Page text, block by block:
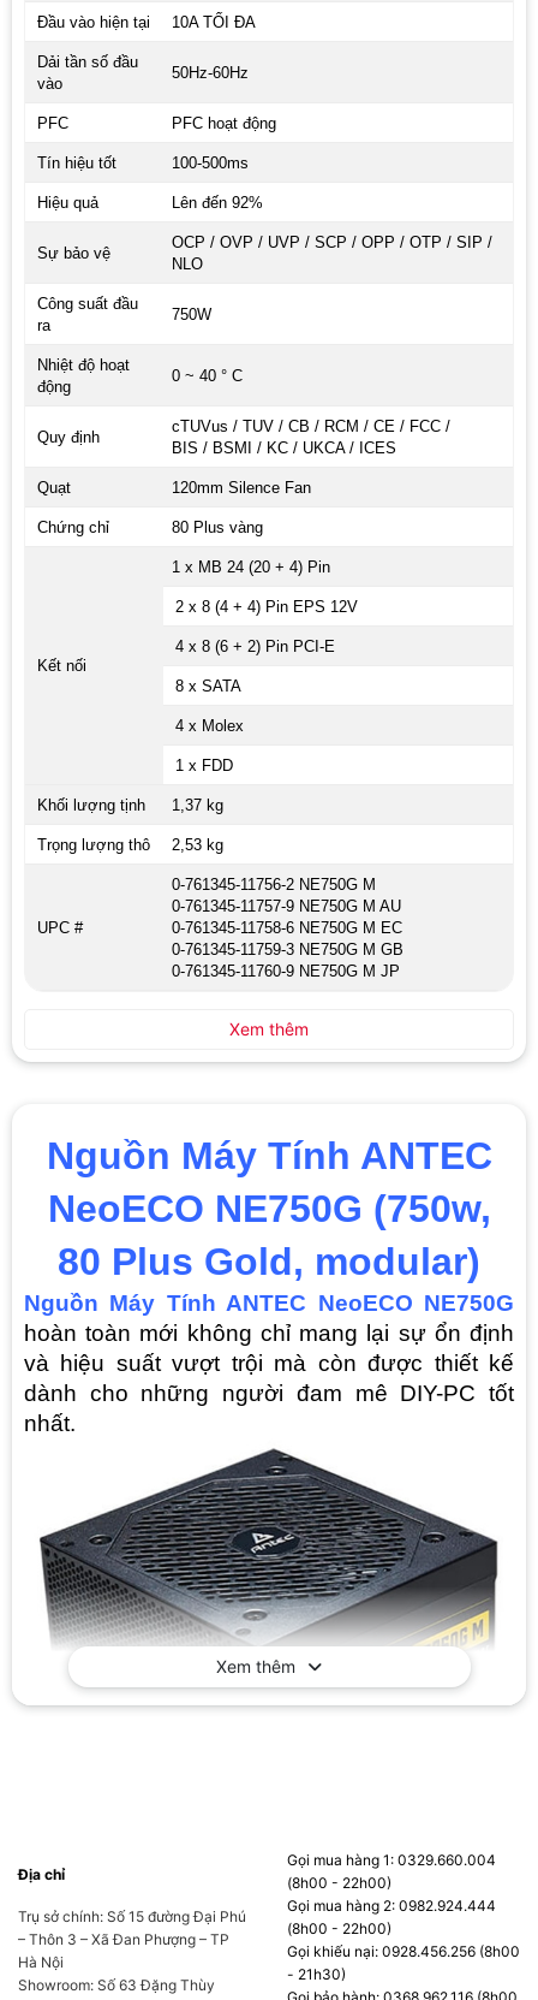
Nguồn Máy Tính ANTEC
NeoECO NE750G (750w,
80 Plus Gold, modular)
Nguồn Máy Tính ANTEC NeoECO NE750G
hoàn toàn mới không chỉ mang lại sự ổn định
và hiệu suất vượt trội mà còn được thiết kế
dành cho những người đam mê DIY-PC tốt
nhất.
Tổng quan về Nguồn Máy Tính
ANTEC NeoECO NE750G
Công suất liên tục 750W ™ – Đảm bảo
750W Công suất liên tục từ Antec
Xem thêm
Đầu vào hiện tại 10A TỐI ĐA
Dải tần số đầu
vào
50Hz-60Hz
PFC PFC hoạt động
Tín hiệu tốt 100-500ms
Hiệu quả Lên đến 92%
Sự bảo vệ
OCP / OVP / UVP / SCP / OPP / OTP / SIP /
NLO
Công suất đầu
ra
750W
Nhiệt độ hoạt
động
0 ~ 40 ° C
Quy định
cTUVus / TUV / CB / RCM / CE / FCC /
BIS / BSMI / KC / UKCA / ICES
Quạt 120mm Silence Fan
Chứng chỉ 80 Plus vàng
Kết nối
1 x MB 24 (20 + 4) Pin
2 x 8 (4 + 4) Pin EPS 12V
4 x 8 (6 + 2) Pin PCI-E
8 x SATA
4 x Molex
1 x FDD
Khối lượng tịnh 1,37 kg
Trọng lượng thô 2,53 kg
UPC #
0-761345-11756-2 NE750G M
0-761345-11757-9 NE750G M AU
0-761345-11758-6 NE750G M EC
0-761345-11759-3 NE750G M GB
0-761345-11760-9 NE750G M JP
Xem thêm
Địa chỉ
Trụ sở chính: Số 15 đường Đại Phú
– Thôn 3 – Xã Đan Phượng – TP
Hà Nội
Showroom: Số 63 Đặng Thùy
Gọi mua hàng 1: 0329.660.004
(8h00 - 22h00)
Gọi mua hàng 2: 0982.924.444
(8h00 - 22h00)
Gọi khiếu nại: 0928.456.256 (8h00
- 21h30)